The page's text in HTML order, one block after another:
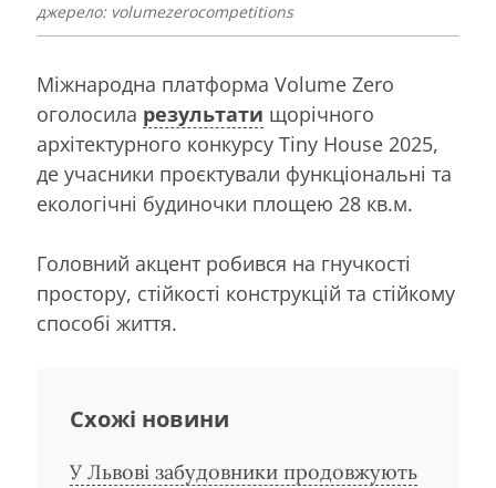
джерело: volumezerocompetitions
Міжнародна платформа Volume Zero
оголосила результати щорічного
архітектурного конкурсу Tiny House 2025,
де учасники проєктували функціональні та
екологічні будиночки площею 28 кв.м.
Головний акцент робився на гнучкості
простору, стійкості конструкцій та стійкому
способі життя.
Схожі новини
У Львові забудовники продовжують